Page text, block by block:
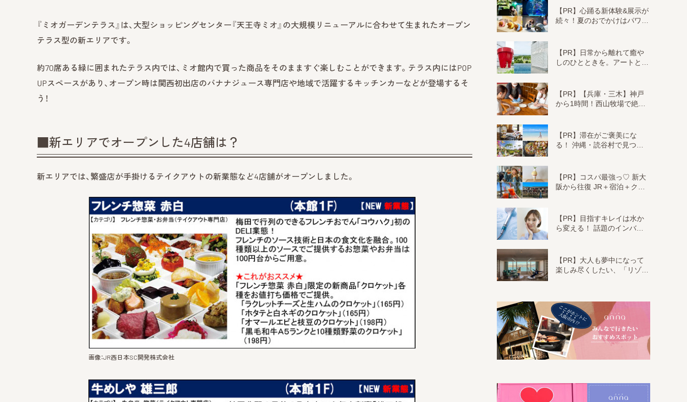
『ミオガーデンテラス』は、大型ショッピングセンター『天王寺ミオ』の大規模リニューアルに合わせて生まれたオープン
テラス型の新エリアです。
約70席ある緑に囲まれたテラス内では、ミオ館内で買った商品をそのまますぐ楽しむことができます。テラス内にはPOP
UPスペースがあり、オープン時は関西初出店のバナナジュース専門店や地域で活躍するキッチンカーなどが登場するそ
う！
■新エリアでオープンした4店舗は？
新エリアでは、繁盛店が手掛けるテイクアウトの新業態など4店舗がオープンしました。
画像：JR西日本SC開発株式会社
【PR】心踊る新体験&展示が
続々！夏のおでかけはパワ…
【PR】日常から離れて癒や
しのひとときを。アートと…
【PR】【兵庫・三木】神戸
から1時間！西山牧場で絶…
【PR】滞在がご褒美にな
る！ 沖縄・読谷村で見つ…
【PR】コスパ最強っ♡ 新大
阪から往復 JR＋宿泊＋ク…
【PR】目指すキレイは水か
ら変える！ 話題のインバ…
【PR】大人も夢中になって
楽しみ尽くしたい、「リゾ…